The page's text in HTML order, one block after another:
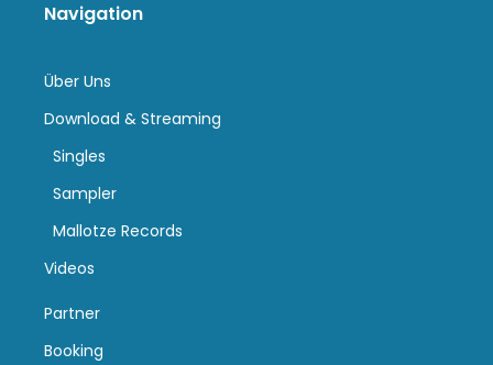
Navigation
Über Uns
Download & Streaming
Singles
Sampler
Mallotze Records
Videos
Partner
Booking